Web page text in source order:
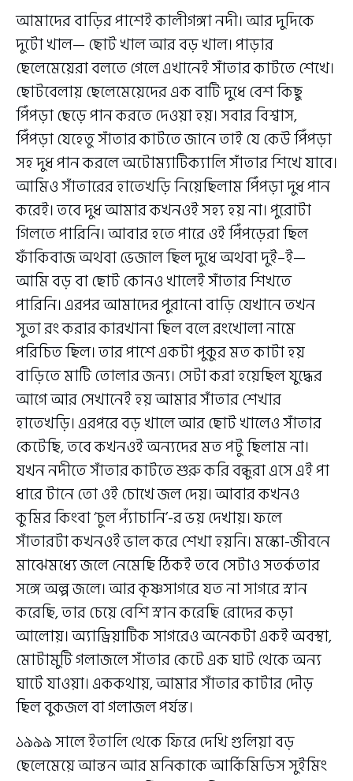
আমাদের বাড়ির পাশেই কালীগঙ্গা নদী। আর দুদিকে
দুটো খাল— ছোট খাল আর বড় খাল। পাড়ার
ছেলেমেয়েরা বলতে গেলে এখানেই সাঁতার কাটতে শেখে।
ছোটবেলায় ছেলেমেয়েদের এক বাটি দুধে বেশ কিছু
পিঁপড়া ছেড়ে পান করতে দেওয়া হয়। সবার বিশ্বাস,
পিঁপড়া যেহেতু সাঁতার কাটতে জানে তাই যে কেউ পিঁপড়া
সহ দুধ পান করলে অটোম্যাটিক্যালি সাঁতার শিখে যাবে।
আমিও সাঁতারের হাতেখড়ি নিয়েছিলাম পিঁপড়া দুধ পান
করেই। তবে দুধ আমার কখনওই সহ্য হয় না। পুরোটা
গিলতে পারিনি। আবার হতে পারে ওই পিঁপড়েরা ছিল
ফাঁকিবাজ অথবা ভেজাল ছিল দুধে অথবা দুই–ই—
আমি বড় বা ছোট কোনও খালেই সাঁতার শিখতে
পারিনি। এরপর আমাদের পুরানো বাড়ি যেখানে তখন
সুতা রং করার কারখানা ছিল বলে রংখোলা নামে
পরিচিত ছিল। তার পাশে একটা পুকুর মত কাটা হয়
বাড়িতে মাটি তোলার জন্য। সেটা করা হয়েছিল যুদ্ধের
আগে আর সেখানেই হয় আমার সাঁতার শেখার
হাতেখড়ি। এরপরে বড় খালে আর ছোট খালেও সাঁতার
কেটেছি, তবে কখনওই অন্যদের মত পটু ছিলাম না।
যখন নদীতে সাঁতার কাটতে শুরু করি বন্ধুরা এসে এই পা
ধারে টানে তো ওই চোখে জল দেয়। আবার কখনও
কুমির কিংবা ‘চুল প্যাঁচানি’-র ভয় দেখায়। ফলে
সাঁতারটা কখনওই ভাল করে শেখা হয়নি। মস্কো-জীবনে
মাঝেমধ্যে জলে নেমেছি ঠিকই তবে সেটাও সতর্কতার
সঙ্গে অল্প জলে। আর কৃষ্ণসাগরে যত না সাগরে স্নান
করেছি, তার চেয়ে বেশি স্নান করেছি রোদের কড়া
আলোয়। অ্যাড্রিয়াটিক সাগরেও অনেকটা একই অবস্থা,
মোটামুটি গলাজলে সাঁতার কেটে এক ঘাট থেকে অন্য
ঘাটে যাওয়া। এককথায়, আমার সাঁতার কাটার দৌড়
ছিল বুকজল বা গলাজল পর্যন্ত।
১৯৯৯ সালে ইতালি থেকে ফিরে দেখি গুলিয়া বড়
ছেলেমেয়ে আন্তন আর মনিকাকে আর্কিমিডিস সুইমিং